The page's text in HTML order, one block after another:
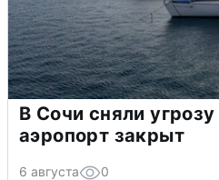
В Сочи сняли
аэропорт закрыт
6 августа 0